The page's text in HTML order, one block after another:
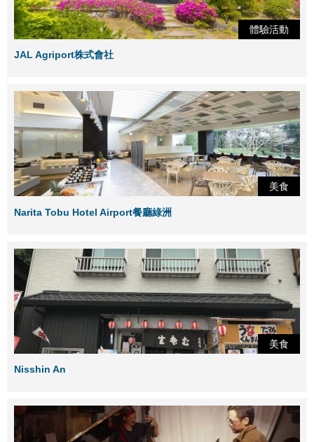
體驗活動
JAL Agriport株式會社
美食
Narita Tobu Hotel Airport餐廳綠洲
美食
Nisshin An